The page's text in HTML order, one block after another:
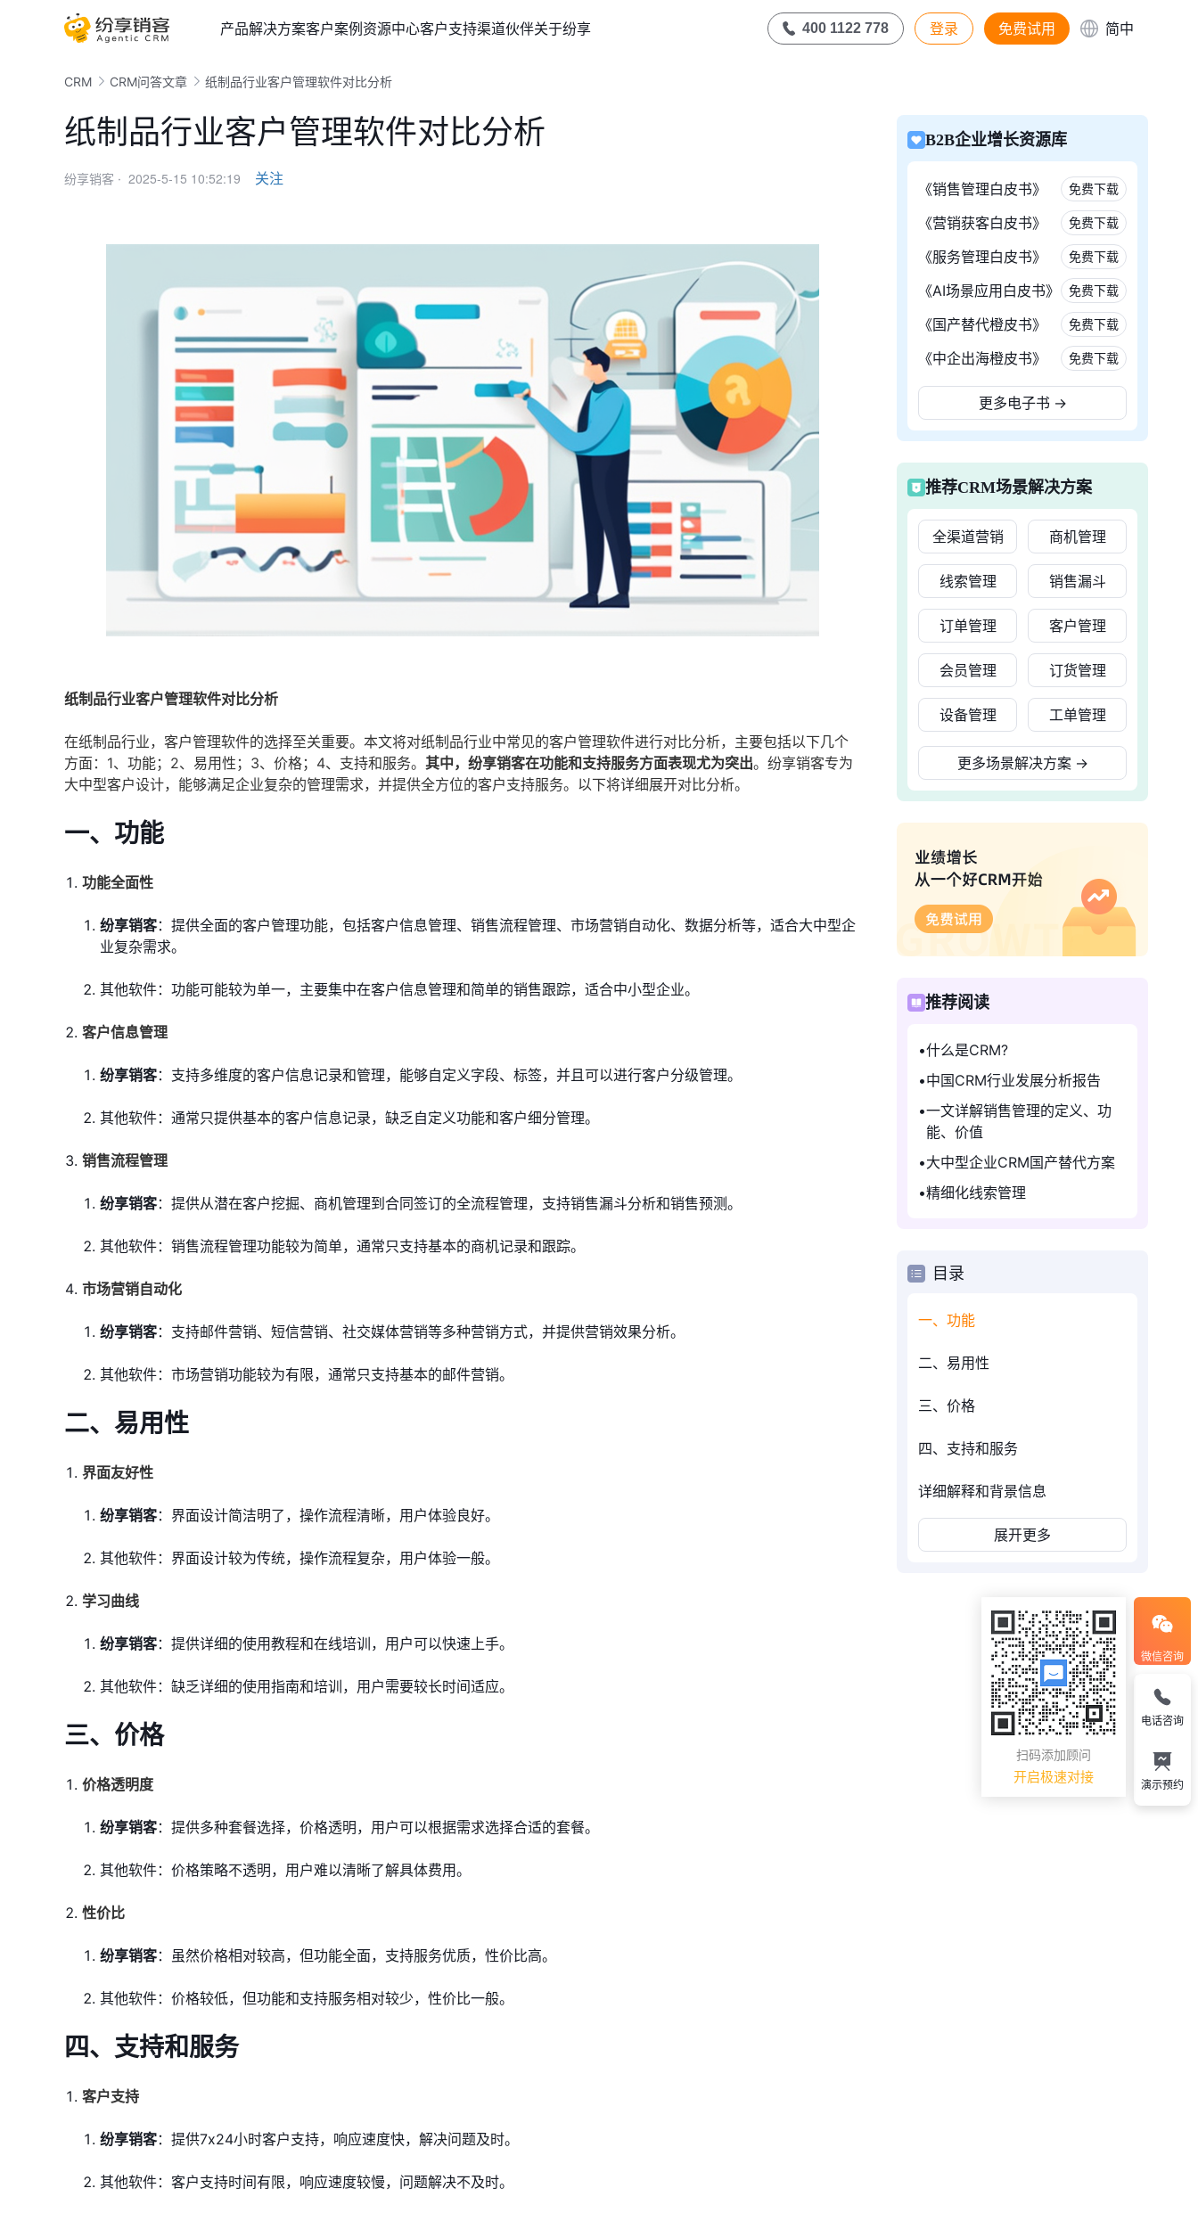
产品解决方案客户案例资源中心客户支持渠道伙伴关于纷享 400 1122 778 登录 免费试用 简中
CRM CRM问答文章 纸制品行业客户管理软件对比分析
纸制品行业客户管理软件对比分析
纷享销客 · 2025-5-15 10:52:19 关注
纸制品行业客户管理软件对比分析
在纸制品行业，客户管理软件的选择至关重要。本文将对纸制品行业中常见的客户管理软件进行对比分析，主要包括以下几个
方面：1、功能；2、易用性；3、价格；4、支持和服务。 其中，纷享销客在功能和支持服务方面表现尤为突出。纷享销客专为
大中型客户设计，能够满足企业复杂的管理需求，并提供全方位的客户支持服务。以下将详细展开对比分析。
一、功能
功能全面性
纷享销客：提供全面的客户管理功能，包括客户信息管理、销售流程管理、市场营销自动化、数据分析等，适合大中型企
业复杂需求。
其他软件：功能可能较为单一，主要集中在客户信息管理和简单的销售跟踪，适合中小型企业。
客户信息管理
纷享销客：支持多维度的客户信息记录和管理，能够自定义字段、标签，并且可以进行客户分级管理。
其他软件：通常只提供基本的客户信息记录，缺乏自定义功能和客户细分管理。
销售流程管理
纷享销客：提供从潜在客户挖掘、商机管理到合同签订的全流程管理，支持销售漏斗分析和销售预测。
其他软件：销售流程管理功能较为简单，通常只支持基本的商机记录和跟踪。
市场营销自动化
纷享销客：支持邮件营销、短信营销、社交媒体营销等多种营销方式，并提供营销效果分析。
其他软件：市场营销功能较为有限，通常只支持基本的邮件营销。
二、易用性
界面友好性
纷享销客：界面设计简洁明了，操作流程清晰，用户体验良好。
其他软件：界面设计较为传统，操作流程复杂，用户体验一般。
学习曲线
纷享销客：提供详细的使用教程和在线培训，用户可以快速上手。
其他软件：缺乏详细的使用指南和培训，用户需要较长时间适应。
三、价格
价格透明度
纷享销客：提供多种套餐选择，价格透明，用户可以根据需求选择合适的套餐。
其他软件：价格策略不透明，用户难以清晰了解具体费用。
性价比
纷享销客：虽然价格相对较高，但功能全面，支持服务优质，性价比高。
其他软件：价格较低，但功能和支持服务相对较少，性价比一般。
四、支持和服务
客户支持
纷享销客：提供7x24小时客户支持，响应速度快，解决问题及时。
其他软件：客户支持时间有限，响应速度较慢，问题解决不及时。
B2B企业增长资源库
《销售管理白皮书》 免费下载
《营销获客白皮书》 免费下载
《服务管理白皮书》 免费下载
《AI场景应用白皮书》 免费下载
《国产替代橙皮书》 免费下载
《中企出海橙皮书》 免费下载
更多电子书 →
推荐CRM场景解决方案
全渠道营销 商机管理
线索管理 销售漏斗
订单管理 客户管理
会员管理 订货管理
设备管理 工单管理
更多场景解决方案 →
推荐阅读
什么是CRM?
中国CRM行业发展分析报告
一文详解销售管理的定义、功
能、价值
大中型企业CRM国产替代方案
精细化线索管理
目录
一、功能
二、易用性
三、价格
四、支持和服务
详细解释和背景信息
展开更多
微信咨询
扫码添加顾问
开启极速对接
电话咨询
演示预约